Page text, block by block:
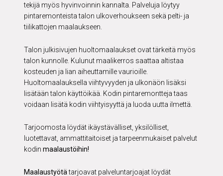
tekijä myös hyvinvoinnin kannalta. Palveluja löytyy
pintaremonteista talon ulkoverhoukseen sekä pelti- ja
tiilikattojen maalaukseen.
Talon julkisivujen huoltomaalaukset ovat tärkeitä myös
talon kunnolle. Kulunut maalikerros saattaa altistaa
kosteuden ja lian aiheuttamille vaurioille.
Huoltomaalauksella viihtyvyyden ja ulkonäön lisäksi
lisätään talon käyttöikää. Kodin pintaremontteja taas
voidaan lisätä kodin viihtyisyyttä ja luoda uutta ilmettä.
Tarjoomosta löydät ikäystävälliset, yksilölliset,
luotettavat, ammattitaitoiset ja tarpeenmukaiset palvelut
kodin maalaustöihin!
Maalaustyötätarjoavat palveluntarjoajat löydät